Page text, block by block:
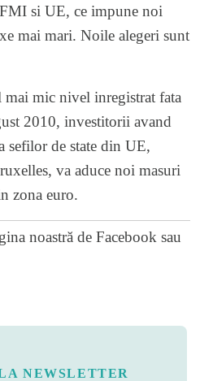
si UE, ce impune noi
mai mari. Noile alegeri sunt
mai mic nivel inregistrat fata
2010, investitorii avand
sefilor de state din UE,
va aduce noi masuri
zona euro.
noastră de Facebook sau
NEWSLETTER